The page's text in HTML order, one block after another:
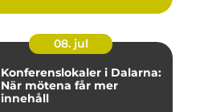
08. jul
Konferenslokaler i Dalarna:
När mötena får mer
innehåll